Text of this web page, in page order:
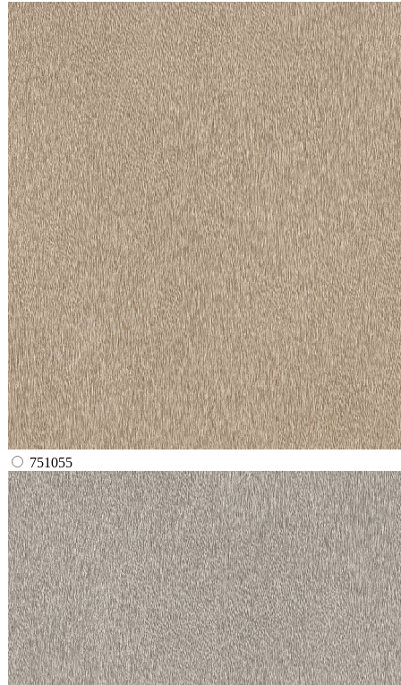
751055